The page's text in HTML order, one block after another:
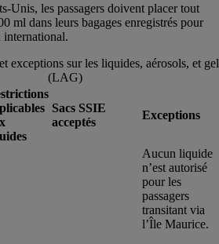
Unis, les passagers doivent placer tout
ml dans leurs bagages enregistrés pour
exceptions sur les liquides, aérosols, et
(LAG)
Sacs SSIE
acceptés
Exceptions
Aucun liquide
n’est autorisé
pour les
passagers
transitant via
l’Île Maurice.